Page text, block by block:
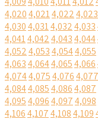
4,0204,0214,0224,023
4,0304,0314,0324,033
4,0414,0424,0434,044
4,0524,0534,0544,055
4,0634,0644,0654,066
4,0744,0754,0764,077
4,0844,0854,0864,087
4,0954,0964,0974,098
4,1064,1074,1084,109